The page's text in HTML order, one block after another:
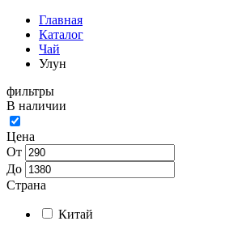
Главная
Каталог
Чай
Улун
фильтры
В наличии
Цена
От
До
Страна
Китай